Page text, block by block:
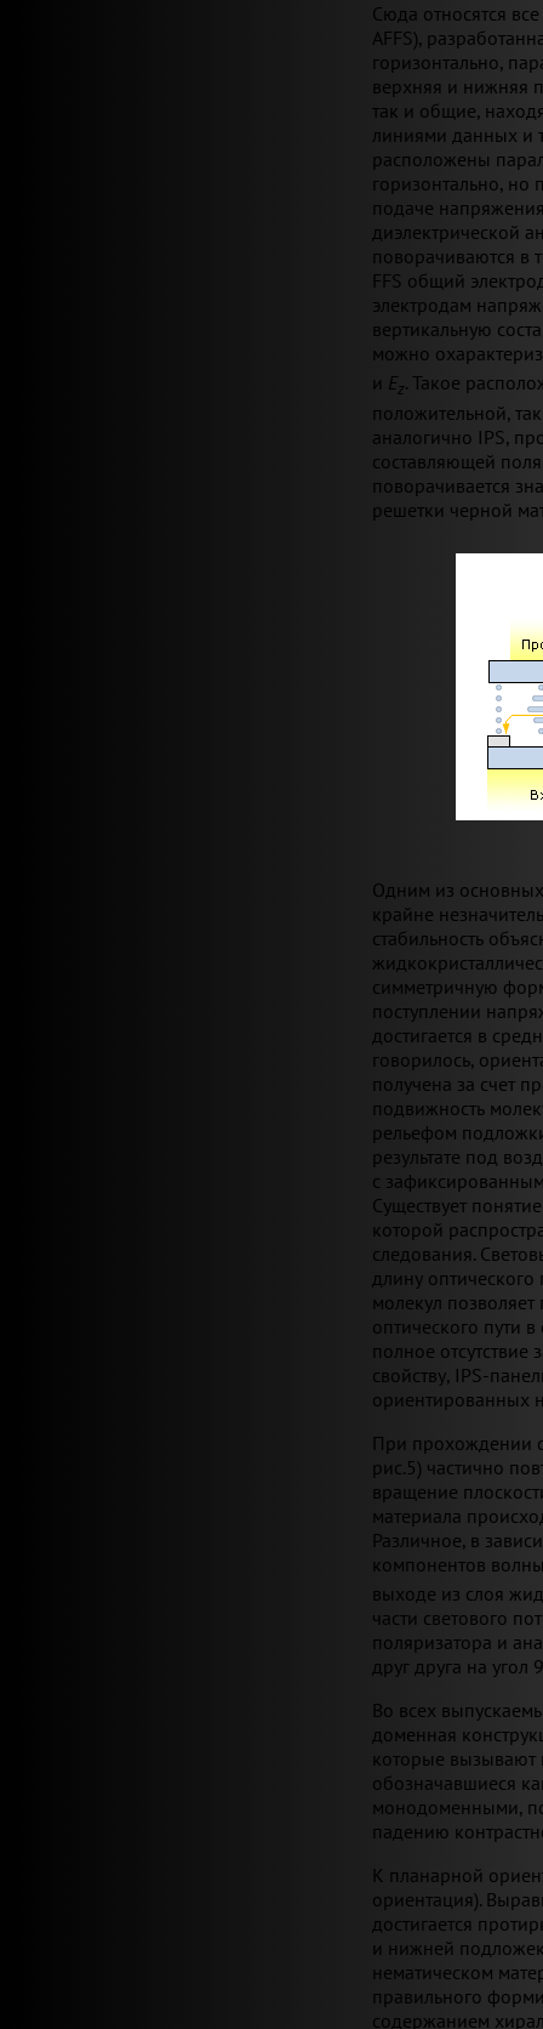
Сюда относятся
AFFS),
горизонтально,
верхняя и нижняя
так и общие,
линиями данных и
расположены
горизонтально, но
подаче
диэлектрической
поворачиваются в
FFS общий
электродам
вертикальную
можно
и Ez. Такое
положительной,
аналогично IPS,
составляющей
поворачивается
решетки черной
Одним из
крайне
стабильность
симметричную
поступлении
достигается в
говорилось,
получена за счет
подвижность
рельефом
результате под
с
Существует
которой
следования.
длину
молекул
оптического пути
полное отсутствие
свойству, IPS-
ориентированных
При прохождении
рис.5) частично
вращение
материала
Различное, в
компонентов
выходе из слоя
части светового
поляризатора и
друг друга на угол
Во всех
доменная
которые вызывают
обозначавшиеся
монодоменными,
падению
К планарной
ориентация).
достигается
и нижней подложек
нематическом
правильного
содержанием